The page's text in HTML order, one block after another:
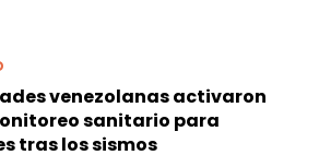
venezolanas activaron
sanitario para
tras los sismos